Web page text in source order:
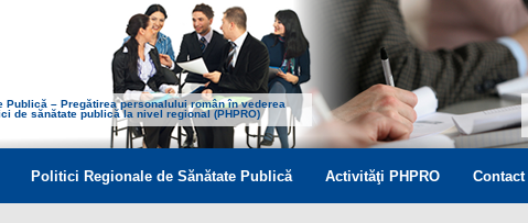
Publică – Pregătirea personalului român în vederea
de sănătate publică la nivel regional (PHPRO)
Politici Regionale de Sănătate Publică Activităţi PHPRO Contact